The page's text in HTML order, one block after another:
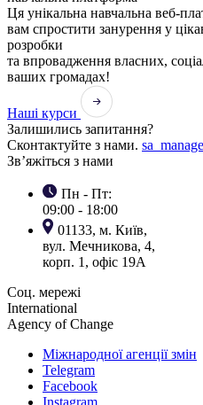
Ця унікальна навчальна веб-
вам спростити занурення у
розробки
та впровадження власних,
ваших громадах!
Наші курси
Залишились запитання?
Сконтактуйте з нами.
Зв’яжіться з нами
Пн - Пт:
09:00 - 18:00
01133, м. Київ,
вул. Мечникова, 4,
корп. 1, офіс 19А
Соц. мережі
International
Agency of Change
Міжнародної агенції змін
Telegram
Facebook